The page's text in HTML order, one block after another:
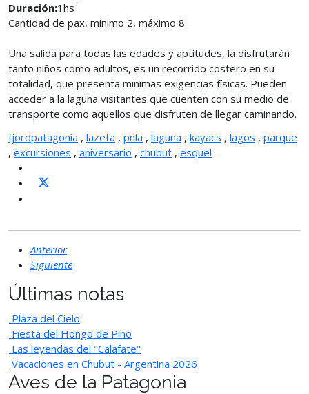
Duración:1hs
Cantidad de pax, minimo 2, máximo 8
Una salida para todas las edades y aptitudes, la disfrutarán
tanto niños como adultos, es un recorrido costero en su
totalidad, que presenta minimas exigencias físicas. Pueden
acceder a la laguna visitantes que cuenten con su medio de
transporte como aquellos que disfruten de llegar caminando.
fjordpatagonia , lazeta , pnla , laguna , kayacs , lagos , parque
, excursiones , aniversario , chubut , esquel
Anterior
Siguiente
Últimas notas
Plaza del Cielo
Fiesta del Hongo de Pino
Las leyendas del "Calafate"
Vacaciones en Chubut - Argentina 2026
Aves de la Patagonia